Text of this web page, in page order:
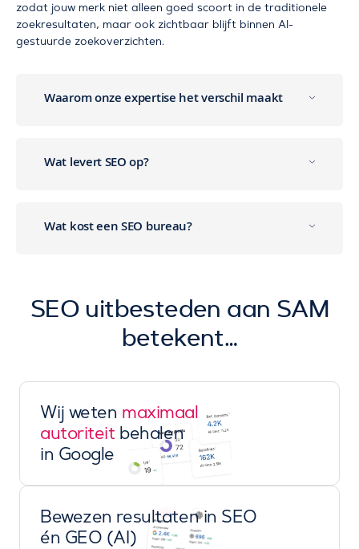
zodat jouw merk niet alleen goed scoort in de traditionele
zoekresultaten, maar ook zichtbaar blijft binnen AI-
gestuurde zoekoverzichten.
Waarom onze expertise het verschil maakt
Wat levert SEO op?
Wat kost een SEO bureau?
SEO uitbesteden aan SAM
betekent…
Wij weten maximaal
autoriteitbehalen
in Google
Bewezen resultaten in SEO
én GEO (AI)